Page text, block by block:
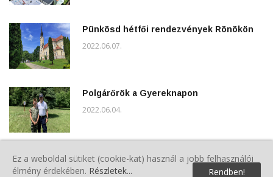
Pünkösd hétfői rendezvények Rönökön
2022.06.07.
Polgárőrök a Gyereknapon
2022.06.04.
5.Veterán Piknik Sárváron
2022.06.04.
Ez a weboldal sütiket (cookie-kat) használ a jobb felhasználói
élmény érdekében. Részletek... Rendben!